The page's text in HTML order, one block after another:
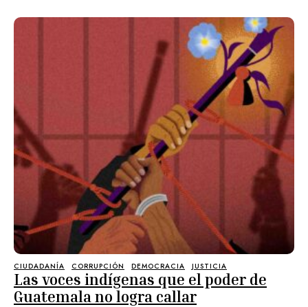
CIUDADANÍA CORRUPCIÓN DEMOCRACIA JUSTICIA
Las voces indígenas que el poder de
Guatemala no logra callar